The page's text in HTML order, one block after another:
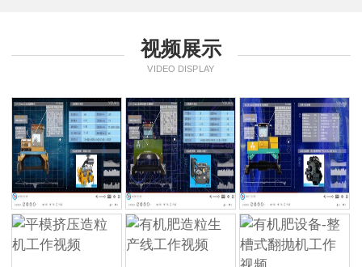
视频展示
VIDEO DISPLAY